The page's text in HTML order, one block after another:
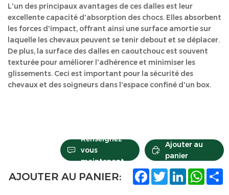
L'un des principaux avantages de ces dalles est leur
excellente capacité d'absorption des chocs. Elles absorbent
les forces d'impact, offrant ainsi une surface amortie sur
laquelle les chevaux peuvent se tenir debout et se déplacer.
De plus, la surface des dalles en caoutchouc est souvent
texturée pour améliorer l'adhérence et minimiser les
glissements. Ceci est important pour la sécurité des
chevaux et des soigneurs dans l'espace confiné d'un box.
Renseignez-
vous
maintenant
Ajouter au
panier
AJOUTER AU PANIER: F
a
T
w
L W
h